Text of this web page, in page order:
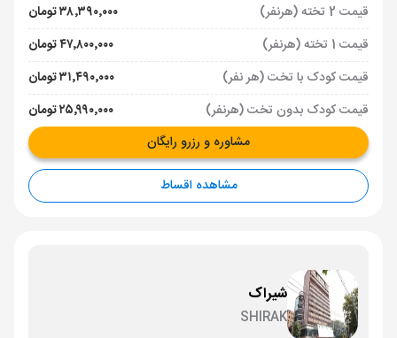
قیمت 2 تخته (هرنفر)
۳۸٬۳۹۰٬۰۰۰ تومان
قیمت 1 تخته (هرنفر)
۴۷٬۸۰۰٬۰۰۰ تومان
قیمت کودک با تخت (هر نفر)
۳۱٬۴۹۰٬۰۰۰ تومان
قیمت کودک بدون تخت (هرنفر)
۲۵٬۹۹۰٬۰۰۰ تومان
مشاوره و رزرو رایگان
مشاهده اقساط
شیراک
SHIRAK